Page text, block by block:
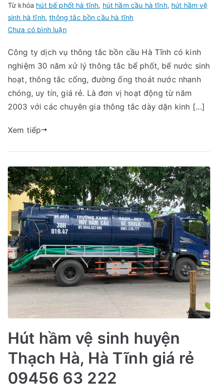
Từ khóa hút bể phốt hà tĩnh, hút hầm cầu hà tĩnh, hút hầm vệ
sinh hà tĩnh,thông tắc bồn cầu hà tĩnh
Chưa có bình luậntrong
Tắc
Bồn
Cầu
tại
Tĩnh
Công ty dịch vụ thông tắc bồn cầu Hà Tĩnh có kinh
nghiệm 30 năm xử lý thông tắc bể phốt, bể nước sinh
hoạt, thông tắc cống, đường ống thoát nước nhanh
chóng, uy tín, giá rẻ. Là đơn vị hoạt động từ năm
2003 với các chuyên gia thông tắc dày dặn kinh […]
Xem tiếp
Hút hầm vệ sinh huyện
Thạch Hà, Hà Tĩnh giá rẻ
09456 63 222